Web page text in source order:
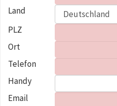
Land
PLZ
Ort
Telefon
Handy
Email